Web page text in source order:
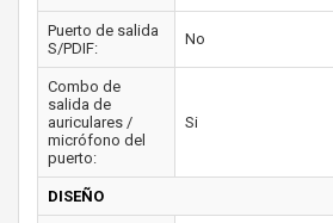
Puerto de salida
S/PDIF:
No
Combo de
salida de
auriculares /
micrófono del
puerto:
Si
DISEÑO